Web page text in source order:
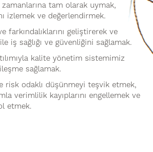
tam olarak uymak,
izlemek ve değerlendirmek.
farkındalıklarını geliştirerek ve
iş sağlığı ve güvenliğini sağlamak.
kalite yönetim sistemimiz
sağlamak.
risk odaklı düşünmeyi teşvik etmek,
verimlilik kayıplarını engellemek ve
etmek.